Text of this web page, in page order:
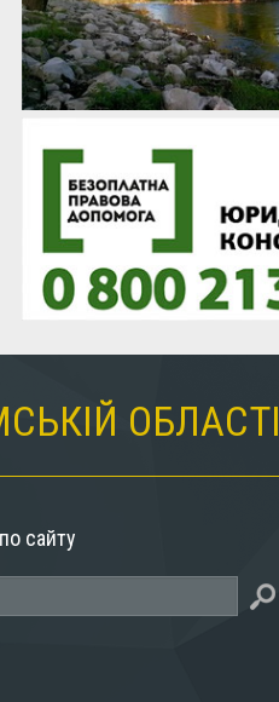
ОБЛАСТІ
сайту